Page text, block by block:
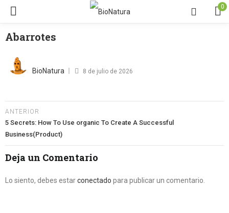
0
Abarrotes
BioNatura 8 de julio de 2026
ANTERIOR
5 Secrets: How To Use organic To Create A Successful
Business(Product)
Deja un Comentario
Lo siento, debes estarconectado para publicar un comentario.